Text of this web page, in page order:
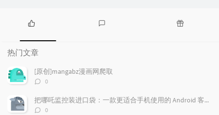
门
文
章
论
热门文章
[原创]mangabz漫画网爬取
评
数：
0
把哪吒监控装进口袋：一款更适合手机使用的 Android 客户端
评
0